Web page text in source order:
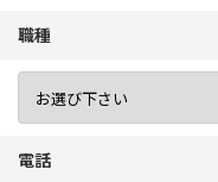
職種
電話